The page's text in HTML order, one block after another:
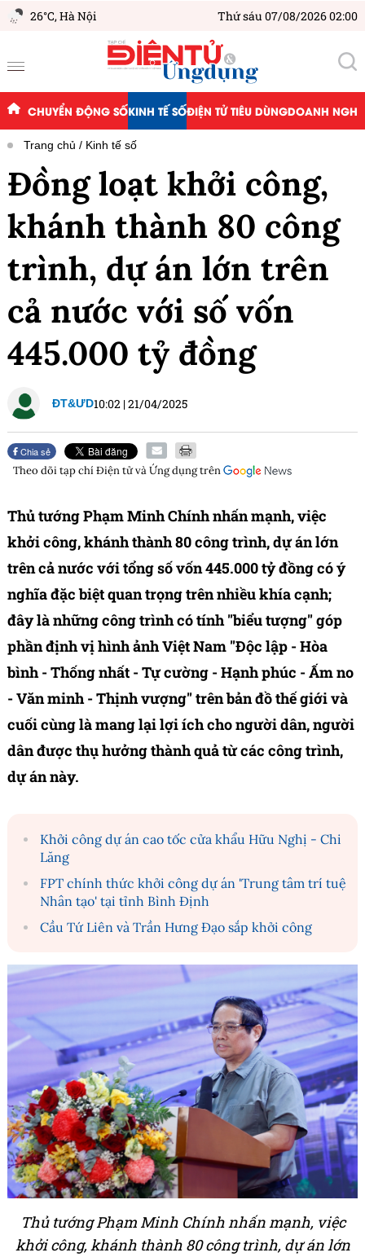
26°C,Hà Nội Thứ sáu 07/08/2026 02:00
CHUYỂN ĐỘNG SỐKINH TẾ SỐĐIỆN TỬ TIÊU DÙNGDOANH
Trang chủ Kinh tế số
Đồng loạt khởi công,
khánh thành 80 công
trình, dự án lớn trên
cả nước với số vốn
445.000 tỷ đồng
ĐT&ƯD10:02 |21/04/2025
Chia sẻ
Theo dõi tạp chíĐiện tử và Ứng dụngtrên
Thủ tướng Phạm Minh Chính nhấn mạnh, việc
khởi công, khánh thành 80 công trình, dự án lớn
trên cả nước với tổng số vốn 445.000 tỷ đồng có ý
nghĩa đặc biệt quan trọng trên nhiều khía cạnh;
đây là những công trình có tính "biểu tượng" góp
phần định vị hình ảnh Việt Nam "Độc lập - Hòa
bình - Thống nhất - Tự cường - Hạnh phúc - Ấm no
- Văn minh - Thịnh vượng" trên bản đồ thế giới và
cuối cùng là mang lại lợi ích cho người dân, người
dân được thụ hưởng thành quả từ các công trình,
dự án này.
Khởi công dự án cao tốc cửa khẩu Hữu Nghị - Chi
Lăng
FPT chính thức khởi công dự án 'Trung tâm trí tuệ
Nhân tạo' tại tỉnh Bình Định
Cầu Tứ Liên và Trần Hưng Đạo sắp khởi công
Thủ tướng Phạm Minh Chính nhấn mạnh, việc
khởi công, khánh thành 80 công trình, dự án lớn